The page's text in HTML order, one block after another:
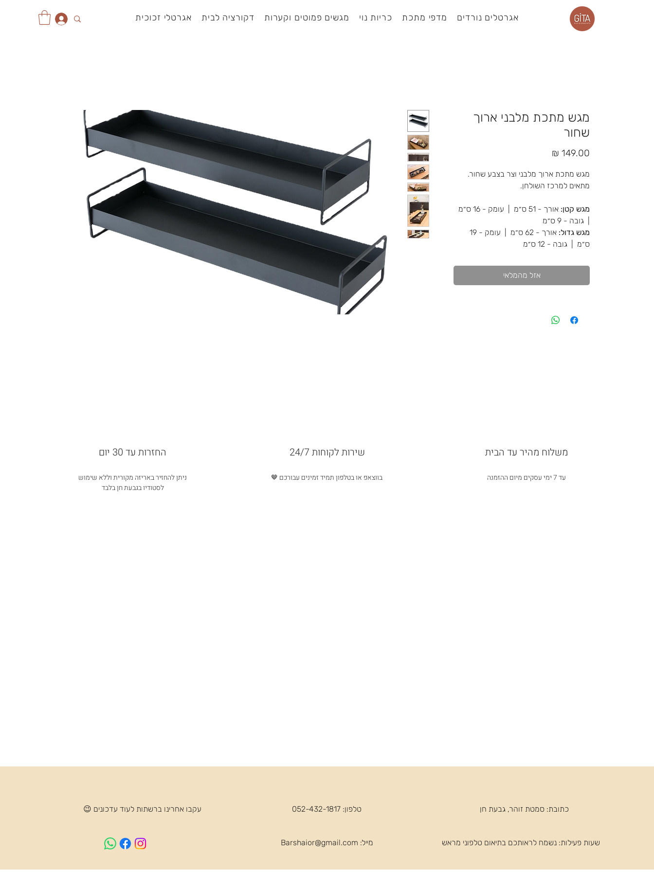
אגרטלי זכוכית דקורציה לבית מגשים פמוטים וקערות כריות נוי מדפי מתכת אגרטלים נורדים
מגש מתכת מלבני ארוך
שחור
מגש מתכת ארוך מלבני וצר בצבע שחור.
מתאים למרכז השולחן.
מגש קטן:
אורך - 51 ס״מ | עומק - 16 ס״מ
| גובה - 9 ס״מ
מגש גדול:
אורך - 62 ס״מ | עומק - 19
ס״מ | גובה - 12 ס״מ
אזל מהמלאי
החזרות עד 30 יום
ניתן להחזיר באריזה מקורית וללא שימוש
לסטודיו בגבעת חן בלבד
שירות לקוחות 24/7
בווצאפ או בטלפון תמיד זמינים עבורכם 🤎
משלוח מהיר עד הבית
עד 7 ימי עסקים מיום ההזמנה
עקבו אחרינו ברשתות לעוד עדכונים 😉 טלפון: 052-432-1817
מייל: Barshaior@gmail.com
כתובת: סמטת זוהר, גבעת חן
שעות פעילות: ​נשמח לראותכם בתיאום טלפוני מראש